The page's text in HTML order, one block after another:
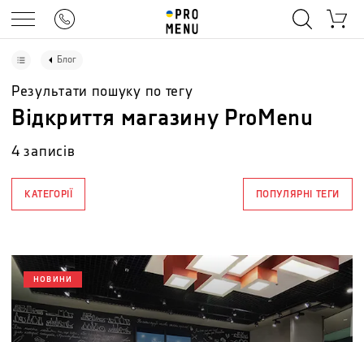
Блог
Результати пошуку по тегу
Відкриття магазину ProMenu
4 записів
КАТЕГОРІЇ ПОПУЛЯРНІ ТЕГИ
НОВИНИ